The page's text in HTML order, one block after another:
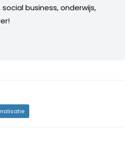
social business, onderwijs,